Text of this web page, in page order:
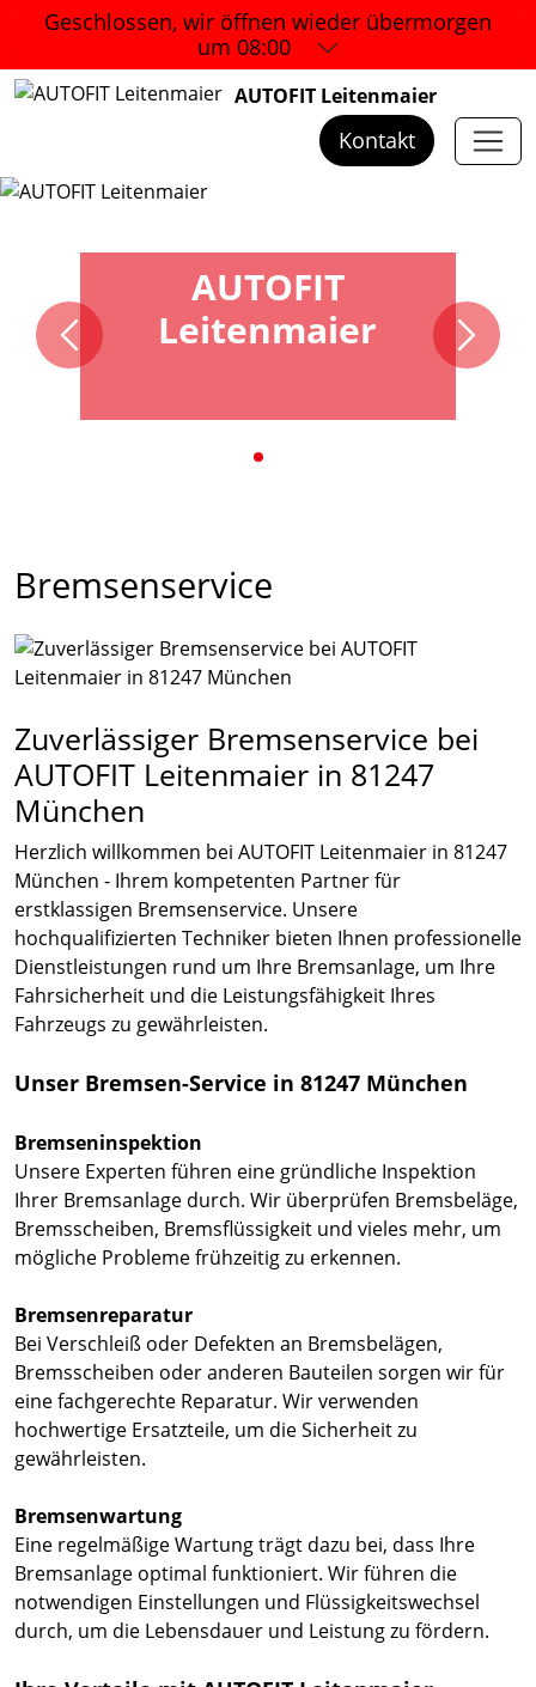
Geschlossen, wir öffnen wieder übermorgen
um 08:00
AUTOFIT Leitenmaier
Kontakt
AUTOFIT
Leitenmaier
Bremsenservice
Zuverlässiger Bremsenservice bei
AUTOFIT Leitenmaier in 81247
München
Herzlich willkommen bei AUTOFIT Leitenmaier in 81247
München - Ihrem kompetenten Partner für
erstklassigen Bremsenservice. Unsere
hochqualifizierten Techniker bieten Ihnen professionelle
Dienstleistungen rund um Ihre Bremsanlage, um Ihre
Fahrsicherheit und die Leistungsfähigkeit Ihres
Fahrzeugs zu gewährleisten.
Unser Bremsen-Service in 81247 München
Bremseninspektion
Unsere Experten führen eine gründliche Inspektion
Ihrer Bremsanlage durch. Wir überprüfen Bremsbeläge,
Bremsscheiben, Bremsflüssigkeit und vieles mehr, um
mögliche Probleme frühzeitig zu erkennen.
Bremsenreparatur
Bei Verschleiß oder Defekten an Bremsbelägen,
Bremsscheiben oder anderen Bauteilen sorgen wir für
eine fachgerechte Reparatur. Wir verwenden
hochwertige Ersatzteile, um die Sicherheit zu
gewährleisten.
Bremsenwartung
Eine regelmäßige Wartung trägt dazu bei, dass Ihre
Bremsanlage optimal funktioniert. Wir führen die
notwendigen Einstellungen und Flüssigkeitswechsel
durch, um die Lebensdauer und Leistung zu fördern.